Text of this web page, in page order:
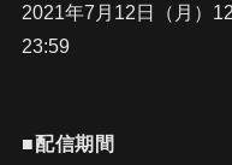
2021年7月12日（月）
23:59
■配信期間